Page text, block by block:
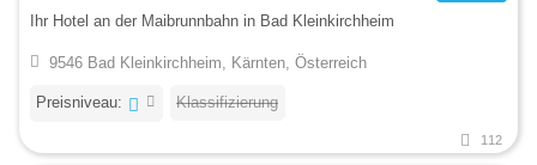
Ihr Hotel an der Maibrunnbahn in Bad Kleinkirchheim
9546 Bad Kleinkirchheim, Kärnten, Österreich
Preisniveau: Klassifizierung
112